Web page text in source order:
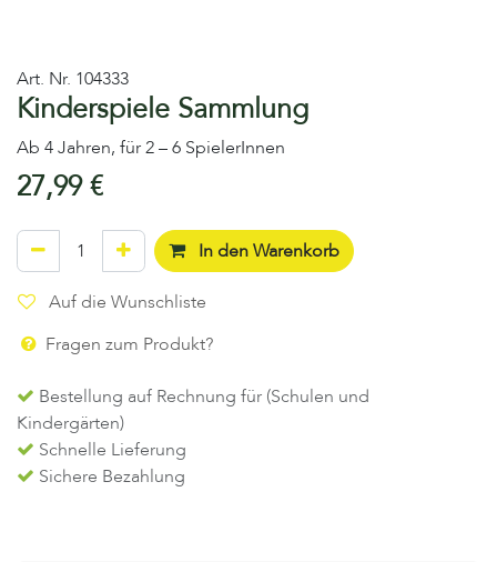
Art. Nr. 104333
Kinderspiele Sammlung
Ab 4 Jahren, für 2 – 6 SpielerInnen
27,99€
In den Warenkorb
Auf die Wunschliste
Fragen zum Produkt?
Bestellung auf Rechnung für (Schulen und
Kindergärten)
Schnelle Lieferung
Sichere Bezahlung